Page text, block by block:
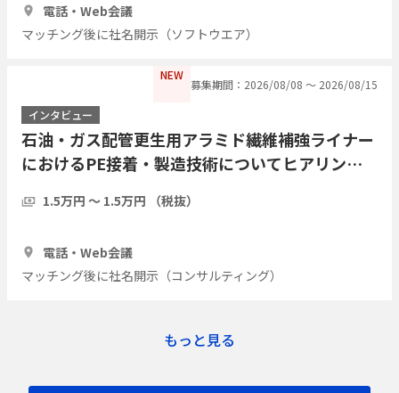
電話・Web会議
マッチング後に社名開示（ソフトウエア）
NEW
募集期間：2026/08/08 〜 2026/08/15
インタビュー
石油・ガス配管更生用アラミド繊維補強ライナー
におけるPE接着・製造技術についてヒアリング
1.5万円 〜 1.5万円 （税抜）
電話・Web会議
マッチング後に社名開示（コンサルティング）
もっと見る